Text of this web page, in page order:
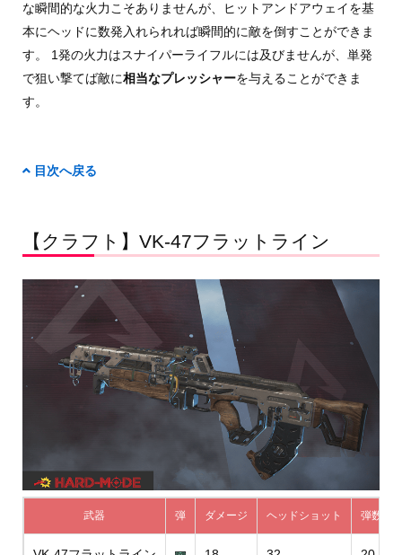
な瞬間的な火力こそありませんが、ヒットアンドアウェイを基
本にヘッドに数発入れられれば瞬間的に敵を倒すことができま
す。 1発の火力はスナイパーライフルには及びませんが、単発
で狙い撃てば敵に相当なプレッシャーを与えることができま
す。
目次へ戻る
【クラフト】VK-47フラットライン
武器 弾 ダメージ ヘッドショット 弾数